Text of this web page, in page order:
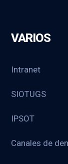
VARIOS
Intranet
SIOTUGS
IPSOT
Canales de